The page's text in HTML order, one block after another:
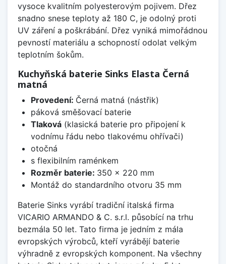
vysoce kvalitním polyesterovým pojivem. Dřez
snadno snese teploty až 180 C, je odolný proti
UV záření a poškrábání. Dřez vyniká mimořádnou
pevností materiálu a schopností odolat velkým
teplotním šokům.
Kuchyňská baterie Sinks Elasta Černá
matná
Provedení: Černá matná (nástřik)
páková směšovací baterie
Tlaková(klasická baterie pro připojení k
vodnímu řádu nebo tlakovému ohřívači)
otočná
s flexibilním raménkem
Rozměr baterie: 350 x 220 mm
Montáž do standardního otvoru 35 mm
Baterie Sinks vyrábí tradiční italská firma
VICARIO ARMANDO & C. s.r.l. působící na trhu
bezmála 50 let. Tato firma je jedním z mála
evropských výrobců, kteří vyrábějí baterie
výhradně z evropských komponent. Na všechny